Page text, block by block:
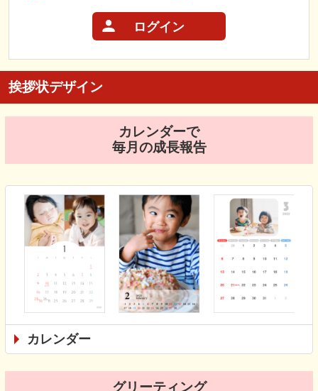
ログイン
挨拶状デザイン
カレンダーで
毎月の成長報告
カレンダー
グリーティング